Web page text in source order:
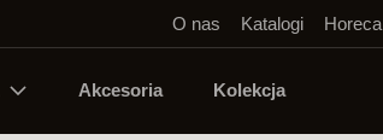
O nas Katalogi Horeca
Akcesoria Kolekcja